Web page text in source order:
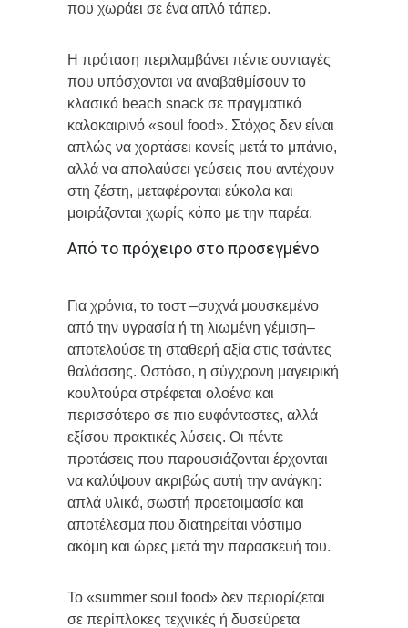
που χωράει σε ένα απλό τάπερ.
Η πρόταση περιλαμβάνει πέντε συνταγές
που υπόσχονται να αναβαθμίσουν το
κλασικό beach snack σε πραγματικό
καλοκαιρινό «soul food». Στόχος δεν είναι
απλώς να χορτάσει κανείς μετά το μπάνιο,
αλλά να απολαύσει γεύσεις που αντέχουν
στη ζέστη, μεταφέρονται εύκολα και
μοιράζονται χωρίς κόπο με την παρέα.
Από το πρόχειρο στο προσεγμένο
Για χρόνια, το τοστ –συχνά μουσκεμένο
από την υγρασία ή τη λιωμένη γέμιση–
αποτελούσε τη σταθερή αξία στις τσάντες
θαλάσσης. Ωστόσο, η σύγχρονη μαγειρική
κουλτούρα στρέφεται ολοένα και
περισσότερο σε πιο ευφάνταστες, αλλά
εξίσου πρακτικές λύσεις. Οι πέντε
προτάσεις που παρουσιάζονται έρχονται
να καλύψουν ακριβώς αυτή την ανάγκη:
απλά υλικά, σωστή προετοιμασία και
αποτέλεσμα που διατηρείται νόστιμο
ακόμη και ώρες μετά την παρασκευή του.
Το «summer soul food» δεν περιορίζεται
σε περίπλοκες τεχνικές ή δυσεύρετα